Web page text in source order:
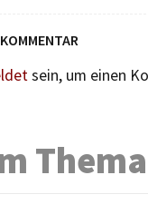
sein, um einen
Thema